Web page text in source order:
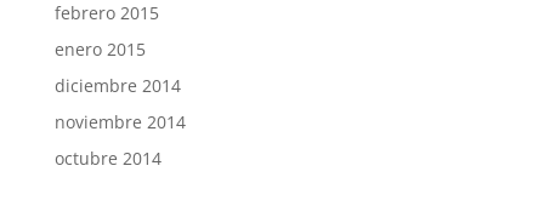
febrero 2015
enero 2015
diciembre 2014
noviembre 2014
octubre 2014